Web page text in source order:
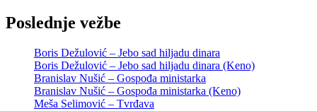
Poslednje vežbe
Boris Dežulović – Jebo sad hiljadu dinara
Boris Dežulović – Jebo sad hiljadu dinara (Keno)
Branislav Nušić – Gospođa ministarka
Branislav Nušić – Gospođa ministarka (Keno)
Meša Selimović – Tvrđava